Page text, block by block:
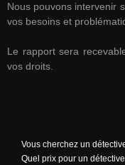
Nous pouvons intervenir
vos besoins et
Le rapport sera
vos droits.
Vous cherchez un
Quel prix pour un